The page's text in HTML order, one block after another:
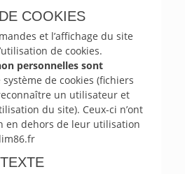
COOKIES
et l’affichage du site
de cookies.
personnelles sont
système de cookies (fichiers
un utilisateur et
du site). Ceux-ci n’ont
en dehors de leur utilisation